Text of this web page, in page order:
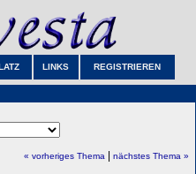
LINKS REGISTRIEREN
« vorheriges Thema nächstes Thema »